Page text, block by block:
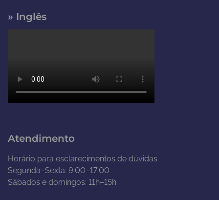
» Inglês
Atendimento
Horário para esclarecimentos de dúvidas
Segunda–Sexta: 9:00–17:00
Sábados e domingos: 11h–15h